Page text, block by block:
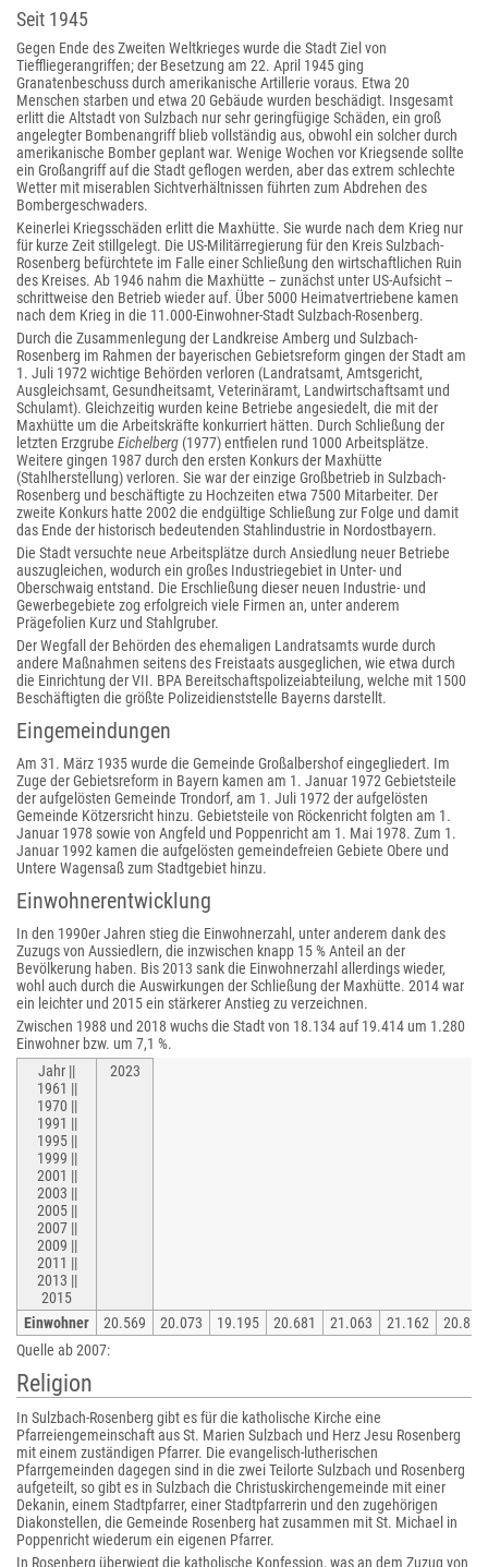
Seit 1945
Gegen Ende des Zweiten Weltkrieges wurde die Stadt Ziel von
Tieffliegerangriffen; der Besetzung am 22. April 1945 ging
Granatenbeschuss durch amerikanische Artillerie voraus. Etwa 20
Menschen starben und etwa 20 Gebäude wurden beschädigt. Insgesamt
erlitt die Altstadt von Sulzbach nur sehr geringfügige Schäden, ein groß
angelegter Bombenangriff blieb vollständig aus, obwohl ein solcher durch
amerikanische Bomber geplant war. Wenige Wochen vor Kriegsende sollte
ein Großangriff auf die Stadt geflogen werden, aber das extrem schlechte
Wetter mit miserablen Sichtverhältnissen führten zum Abdrehen des
Bombergeschwaders.
Keinerlei Kriegsschäden erlitt die Maxhütte. Sie wurde nach dem Krieg nur
für kurze Zeit stillgelegt. Die US-Militärregierung für den Kreis Sulzbach-
Rosenberg befürchtete im Falle einer Schließung den wirtschaftlichen Ruin
des Kreises. Ab 1946 nahm die Maxhütte – zunächst unter US-Aufsicht –
schrittweise den Betrieb wieder auf. Über 5000 Heimatvertriebene kamen
nach dem Krieg in die 11.000-Einwohner-Stadt Sulzbach-Rosenberg.
Durch die Zusammenlegung der Landkreise Amberg und Sulzbach-
Rosenberg im Rahmen der bayerischen Gebietsreform gingen der Stadt am
1. Juli 1972 wichtige Behörden verloren (Landratsamt, Amtsgericht,
Ausgleichsamt, Gesundheitsamt, Veterinäramt, Landwirtschaftsamt und
Schulamt). Gleichzeitig wurden keine Betriebe angesiedelt, die mit der
Maxhütte um die Arbeitskräfte konkurriert hätten. Durch Schließung der
letzten Erzgrube Eichelberg (1977) entfielen rund 1000 Arbeitsplätze.
Weitere gingen 1987 durch den ersten Konkurs der Maxhütte
(Stahlherstellung) verloren. Sie war der einzige Großbetrieb in Sulzbach-
Rosenberg und beschäftigte zu Hochzeiten etwa 7500 Mitarbeiter. Der
zweite Konkurs hatte 2002 die endgültige Schließung zur Folge und damit
das Ende der historisch bedeutenden Stahlindustrie in Nordostbayern.
Die Stadt versuchte neue Arbeitsplätze durch Ansiedlung neuer Betriebe
auszugleichen, wodurch ein großes Industriegebiet in Unter- und
Oberschwaig entstand. Die Erschließung dieser neuen Industrie- und
Gewerbegebiete zog erfolgreich viele Firmen an, unter anderem
Prägefolien Kurz und Stahlgruber.
Der Wegfall der Behörden des ehemaligen Landratsamts wurde durch
andere Maßnahmen seitens des Freistaats ausgeglichen, wie etwa durch
die Einrichtung der VII. BPA Bereitschaftspolizeiabteilung, welche mit 1500
Beschäftigten die größte Polizeidienststelle Bayerns darstellt.
Eingemeindungen
Am 31. März 1935 wurde die Gemeinde Großalbershof eingegliedert. Im
Zuge der Gebietsreform in Bayern kamen am 1. Januar 1972 Gebietsteile
der aufgelösten Gemeinde Trondorf, am 1. Juli 1972 der aufgelösten
Gemeinde Kötzersricht hinzu. Gebietsteile von Röckenricht folgten am 1.
Januar 1978 sowie von Angfeld und Poppenricht am 1. Mai 1978. Zum 1.
Januar 1992 kamen die aufgelösten gemeindefreien Gebiete Obere und
Untere Wagensaß zum Stadtgebiet hinzu.
Einwohnerentwicklung
In den 1990er Jahren stieg die Einwohnerzahl, unter anderem dank des
Zuzugs von Aussiedlern, die inzwischen knapp 15 % Anteil an der
Bevölkerung haben. Bis 2013 sank die Einwohnerzahl allerdings wieder,
wohl auch durch die Auswirkungen der Schließung der Maxhütte. 2014 war
ein leichter und 2015 ein stärkerer Anstieg zu verzeichnen.
Zwischen 1988 und 2018 wuchs die Stadt von 18.134 auf 19.414 um 1.280
Einwohner bzw. um 7,1 %.
Jahr ||
1961 ||
1970 ||
1991 ||
1995 ||
1999 ||
2001 ||
2003 ||
2005 ||
2007 ||
2009 ||
2011 ||
2013 ||
2015
2023
Einwohner 20.569 20.073 19.195 20.681 21.063 21.162
20.868
Quelle ab 2007:
Religion
In Sulzbach-Rosenberg gibt es für die katholische Kirche eine
Pfarreiengemeinschaft aus St. Marien Sulzbach und Herz Jesu Rosenberg
mit einem zuständigen Pfarrer. Die evangelisch-lutherischen
Pfarrgemeinden dagegen sind in die zwei Teilorte Sulzbach und Rosenberg
aufgeteilt, so gibt es in Sulzbach die Christuskirchengemeinde mit einer
Dekanin, einem Stadtpfarrer, einer Stadtpfarrerin und den zugehörigen
Diakonstellen, die Gemeinde Rosenberg hat zusammen mit St. Michael in
Poppenricht wiederum ein eigenen Pfarrer.
In Rosenberg überwiegt die katholische Konfession, was an dem Zuzug von